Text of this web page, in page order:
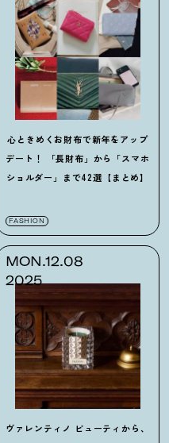
心ときめくお財布で新年をアップ
デート ！
「長財布」から「スマホ
ショルダー」まで42選【まとめ】
FASHION
MON.12.08
2025
ヴァレンティノ ビューティから、